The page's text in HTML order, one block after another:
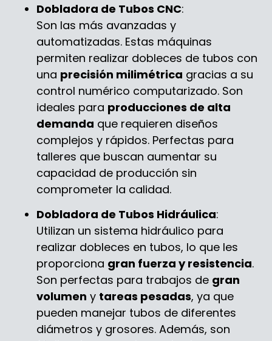
Dobladora de Tubos CNC:
Son las más avanzadas y
automatizadas. Estas máquinas
permiten realizar dobleces de tubos con
una precisión milimétrica gracias a su
control numérico computarizado. Son
ideales para producciones de alta
demanda que requieren diseños
complejos y rápidos. Perfectas para
talleres que buscan aumentar su
capacidad de producción sin
comprometer la calidad.
Dobladora de Tubos Hidráulica:
Utilizan un sistema hidráulico para
realizar dobleces en tubos, lo que les
proporciona gran fuerza y resistencia.
Son perfectas para trabajos de gran
volumen y tareas pesadas, ya que
pueden manejar tubos de diferentes
diámetros y grosores. Además, son